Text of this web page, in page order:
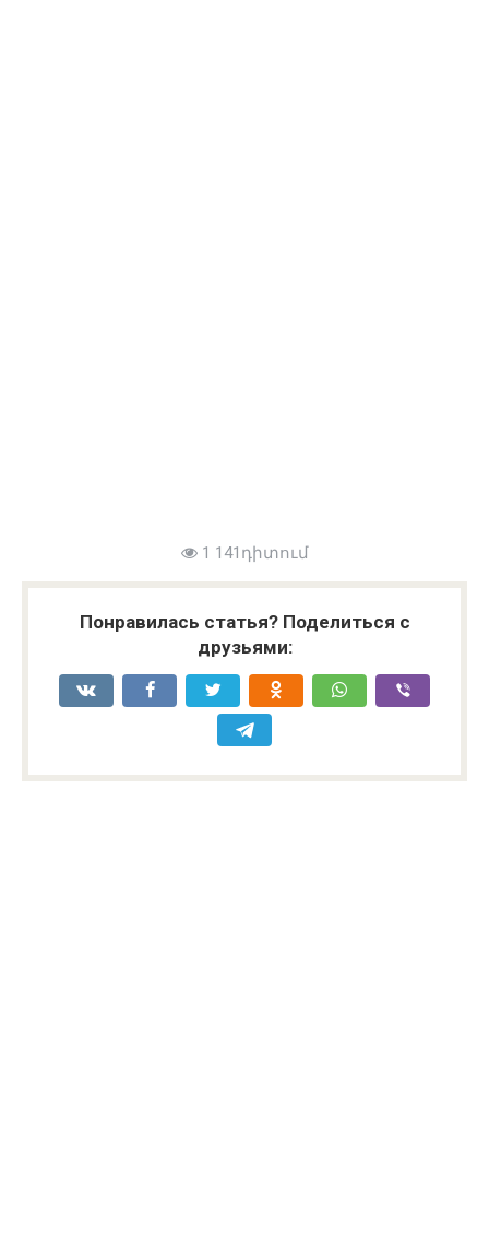
1 141դիտում
Понравилась статья? Поделиться с
друзьями: